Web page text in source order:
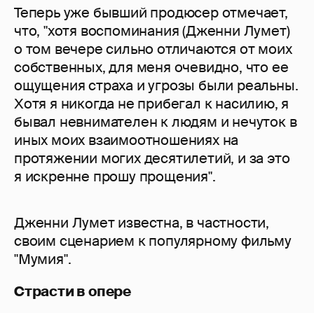
Теперь уже бывший продюсер отмечает,
что, "хотя воспоминания (Дженни Лумет)
о том вечере сильно отличаются от моих
собственных, для меня очевидно, что ее
ощущения страха и угрозы были реальны.
Хотя я никогда не прибегал к насилию, я
бывал невнимателен к людям и нечуток в
иных моих взаимоотношениях на
протяжении могих десятилетий, и за это
я искренне прошу прощения".
Дженни Лумет известна, в частности,
своим сценарием к популярному фильму
"Мумия".
Страсти в опере